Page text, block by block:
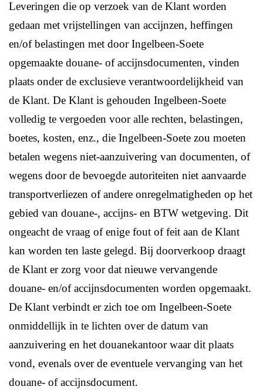
Leveringen die op verzoek van de Klant worden
gedaan met vrijstellingen van accijnzen, heffingen
en/of belastingen met door Ingelbeen-Soete
opgemaakte douane- of accijnsdocumenten, vinden
plaats onder de exclusieve verantwoordelijkheid van
de Klant. De Klant is gehouden Ingelbeen-Soete
volledig te vergoeden voor alle rechten, belastingen,
boetes, kosten, enz., die Ingelbeen-Soete zou moeten
betalen wegens niet-aanzuivering van documenten, of
wegens door de bevoegde autoriteiten niet aanvaarde
transportverliezen of andere onregelmatigheden op het
gebied van douane-, accijns- en BTW wetgeving. Dit
ongeacht de vraag of enige fout of feit aan de Klant
kan worden ten laste gelegd. Bij doorverkoop draagt
de Klant er zorg voor dat nieuwe vervangende
douane- en/of accijnsdocumenten worden opgemaakt.
De Klant verbindt er zich toe om Ingelbeen-Soete
onmiddellijk in te lichten over de datum van
aanzuivering en het douanekantoor waar dit plaats
vond, evenals over de eventuele vervanging van het
douane- of accijnsdocument.